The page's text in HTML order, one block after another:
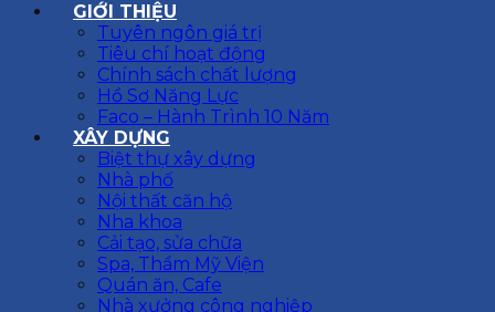
GIỚI THIỆU
Tuyên ngôn giá trị
Tiêu chí hoạt động
Chính sách chất lượng
Hồ Sơ Năng Lực
Faco – Hành Trình 10 Năm
XÂY DỰNG
Biệt thự xây dựng
Nhà phố
Nội thất căn hộ
Nha khoa
Cải tạo, sửa chữa
Spa, Thẩm Mỹ Viện
Quán ăn, Cafe
Nhà xưởng công nghiệp